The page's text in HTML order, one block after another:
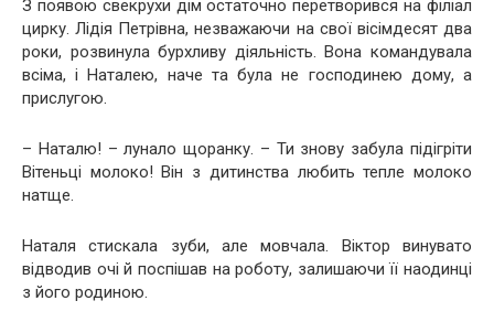
З появою свекрухи дім остаточно перетворився на філіал
цирку. Лідія Петрівна, незважаючи на свої вісімдесят два
роки, розвинула бурхливу діяльність. Вона командувала
всіма, і Наталею, наче та була не господинею дому, а
прислугою.
– Наталю! – лунало щоранку. – Ти знову забула підігріти
Вітеньці молоко! Він з дитинства любить тепле молоко
натще.
Наталя стискала зуби, але мовчала. Віктор винувато
відводив очі й поспішав на роботу, залишаючи її наодинці
з його родиною.